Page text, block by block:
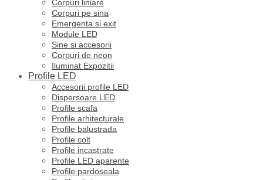
Corpuri liniare
Corpuri pe sina
Emergenta si exit
Module LED
Sine si accesorii
Corpuri de neon
Iluminat Expozitii
Profile LED
Accesorii profile LED
Dispersoare LED
Profile scafa
Profile arhitecturale
Profile balustrada
Profile colt
Profile incastrate
Profile LED aparente
Profile pardoseala